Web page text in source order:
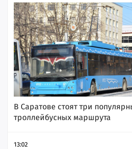
В Саратове стоят три
троллейбусных маршрута
13:02